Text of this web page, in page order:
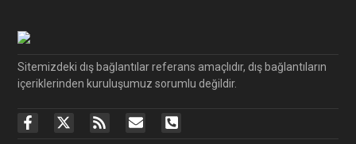
Sitemizdeki dış bağlantılar referans amaçlıdır, dış bağlantıların
içeriklerinden kuruluşumuz sorumlu değildir.